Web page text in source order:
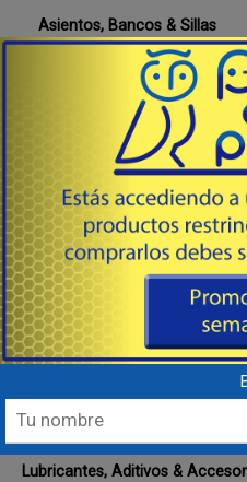
Asientos, Bancos & Sillas
Bolsos & Estuches Estancos
Bombas de Achique
Cabos Uso Náutico
Carpas & Toldillas
Grilletes & Mosquetones
Lava Motores - Motores
Meteo, compases,
Tanques de Combustible
Deportes, Juegos & Accesorios
Remolcables
Lubricantes, Aditivos &